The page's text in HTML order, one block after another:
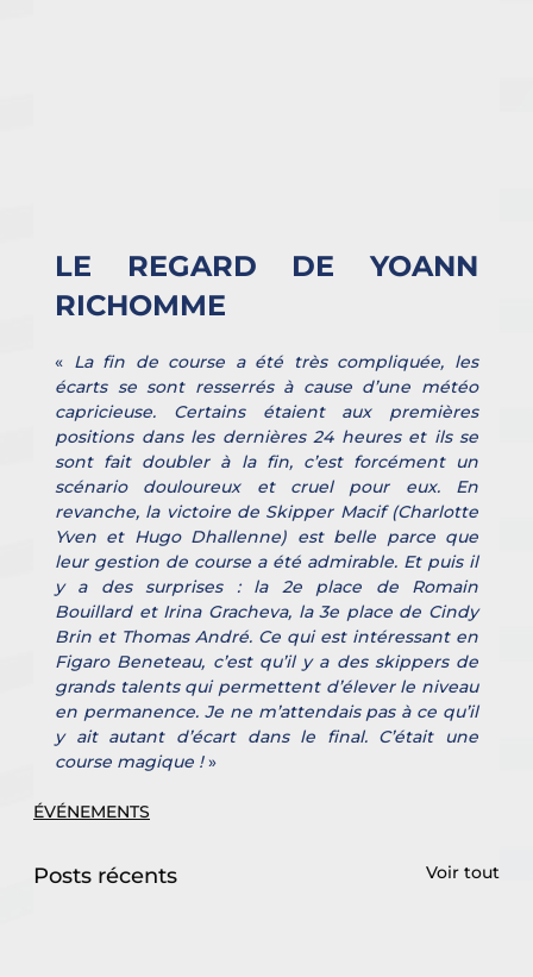
LE REGARD DE YOANN
RICHOMME
« La fin de course a été très compliquée, les
écarts se sont resserrés à cause d’une météo
capricieuse. Certains étaient aux premières
positions dans les dernières 24 heures et ils se
sont fait doubler à la fin, c’est forcément un
scénario douloureux et cruel pour eux. En
revanche, la victoire de Skipper Macif (Charlotte
Yven et Hugo Dhallenne) est belle parce que
leur gestion de course a été admirable. Et puis il
y a des surprises : la 2e place de Romain
Bouillard et Irina Gracheva, la 3e place de Cindy
Brin et Thomas André. Ce qui est intéressant en
Figaro Beneteau, c’est qu’il y a des skippers de
grands talents qui permettent d’élever le niveau
en permanence. Je ne m’attendais pas à ce qu’il
y ait autant d’écart dans le final. C’était une
course magique ! »
ÉVÉNEMENTS
Posts récents Voir tout